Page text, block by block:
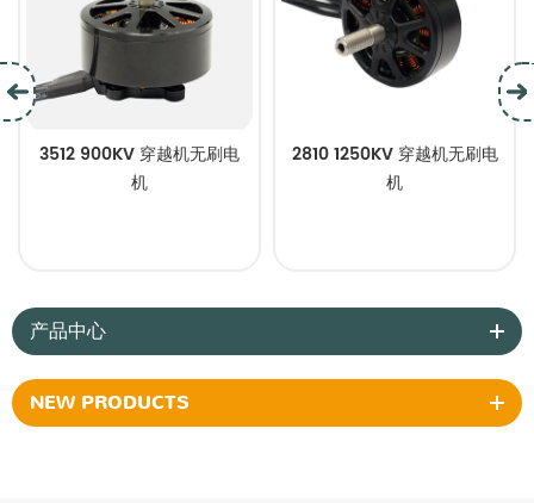
3512 900KV 穿越机无刷电
机
2810 1250KV 穿越机无刷电
机
产品中心
NEW PRODUCTS